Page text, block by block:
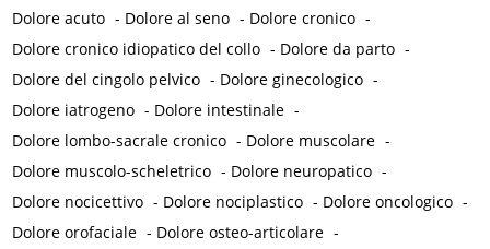
Dolore acuto - Dolore al seno - Dolore cronico -
Dolore cronico idiopatico del collo - Dolore da parto -
Dolore del cingolo pelvico - Dolore ginecologico -
Dolore iatrogeno - Dolore intestinale -
Dolore lombo-sacrale cronico - Dolore muscolare -
Dolore muscolo-scheletrico - Dolore neuropatico -
Dolore nocicettivo - Dolore nociplastico - Dolore oncologico -
Dolore orofaciale - Dolore osteo-articolare -